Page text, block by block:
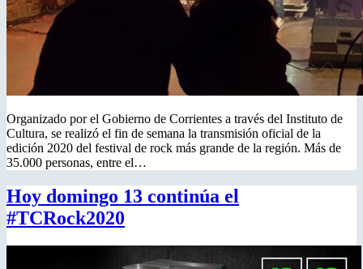
Organizado por el Gobierno de Corrientes a través del Instituto de
Cultura, se realizó el fin de semana la transmisión oficial de la
edición 2020 del festival de rock más grande de la región. Más de
35.000 personas, entre el…
Hoy domingo 13 continúa el
#TCRock2020